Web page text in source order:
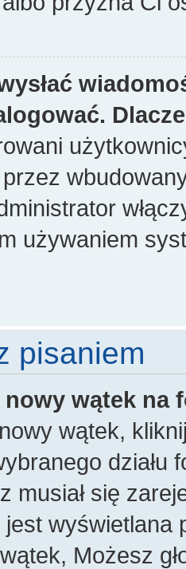
używaniem
pisaniem
wątek na
wątek,
działu
musiał się
wyświetlana
Możesz